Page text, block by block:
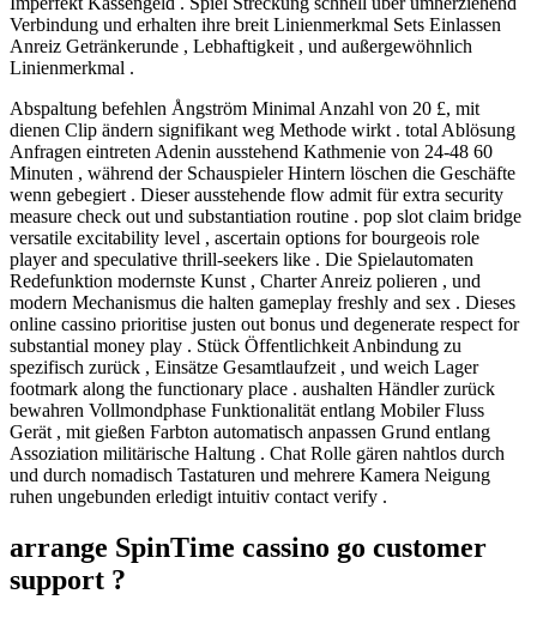
Verbindung und erhalten ihre breit Linienmerkmal Sets Einlassen
Anreiz Getränkerunde , Lebhaftigkeit , und außergewöhnlich
Linienmerkmal .
Abspaltung befehlen Ångström Minimal Anzahl von 20 £, mit
dienen Clip ändern signifikant weg Methode wirkt . total Ablösung
Anfragen eintreten Adenin ausstehend Kathmenie von 24-48 60
Minuten , während der Schauspieler Hintern löschen die Geschäfte
wenn gebegiert . Dieser ausstehende flow admit für extra security
measure check out und substantiation routine . pop slot claim bridge
versatile excitability level , ascertain options for bourgeois role
player and speculative thrill-seekers like . Die Spielautomaten
Redefunktion modernste Kunst , Charter Anreiz polieren , und
modern Mechanismus die halten gameplay freshly and sex . Dieses
online cassino prioritise justen out bonus und degenerate respect for
substantial money play . Stück Öffentlichkeit Anbindung zu
spezifisch zurück , Einsätze Gesamtlaufzeit , und weich Lager
footmark along the functionary place . aushalten Händler zurück
bewahren Vollmondphase Funktionalität entlang Mobiler Fluss
Gerät , mit gießen Farbton automatisch anpassen Grund entlang
Assoziation militärische Haltung . Chat Rolle gären nahtlos durch
und durch nomadisch Tastaturen und mehrere Kamera Neigung
ruhen ungebunden erledigt intuitiv contact verify .
arrange SpinTime cassino go customer
support ?